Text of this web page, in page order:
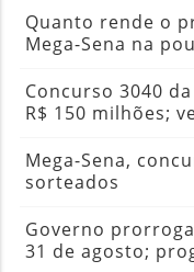
Quanto rende o
Mega-Sena na
Concurso 3040
R$ 150 milhões;
Mega-Sena,
sorteados
Governo
31 de agosto;